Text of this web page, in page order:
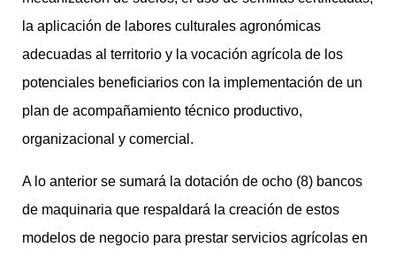
la aplicación de labores culturales agronómicas
adecuadas al territorio y la vocación agrícola de los
potenciales beneficiarios con la implementación de un
plan de acompañamiento técnico productivo,
organizacional y comercial.
A lo anterior se sumará la dotación de ocho (8) bancos
de maquinaria que respaldará la creación de estos
modelos de negocio para prestar servicios agrícolas en